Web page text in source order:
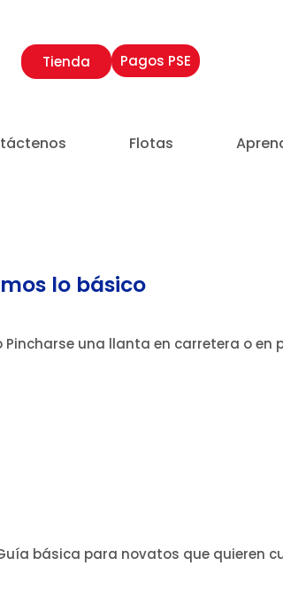
Tienda Pagos PSE
Flotas
lo básico
una llanta en carretera o en
básica para novatos que quieren